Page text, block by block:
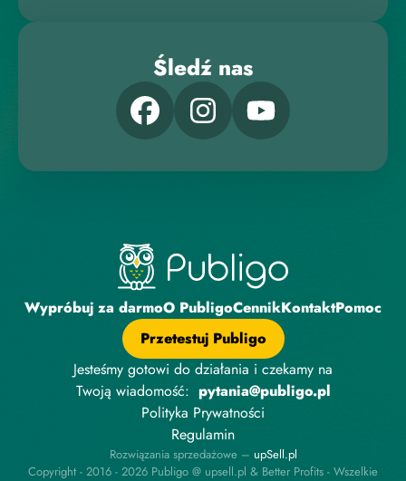
Śledź nas
Wypróbuj za darmoO PubligoCennikKontaktPomoc
Przetestuj Publigo
Jesteśmy gotowi do działania i czekamy na
Twoją wiadomość: pytania@publigo.pl
Polityka Prywatności
Regulamin
Rozwiązania sprzedażowe – upSell.pl
Copyright - 2016 - 2026 Publigo @ upsell.pl & Better Profits - Wszelkie